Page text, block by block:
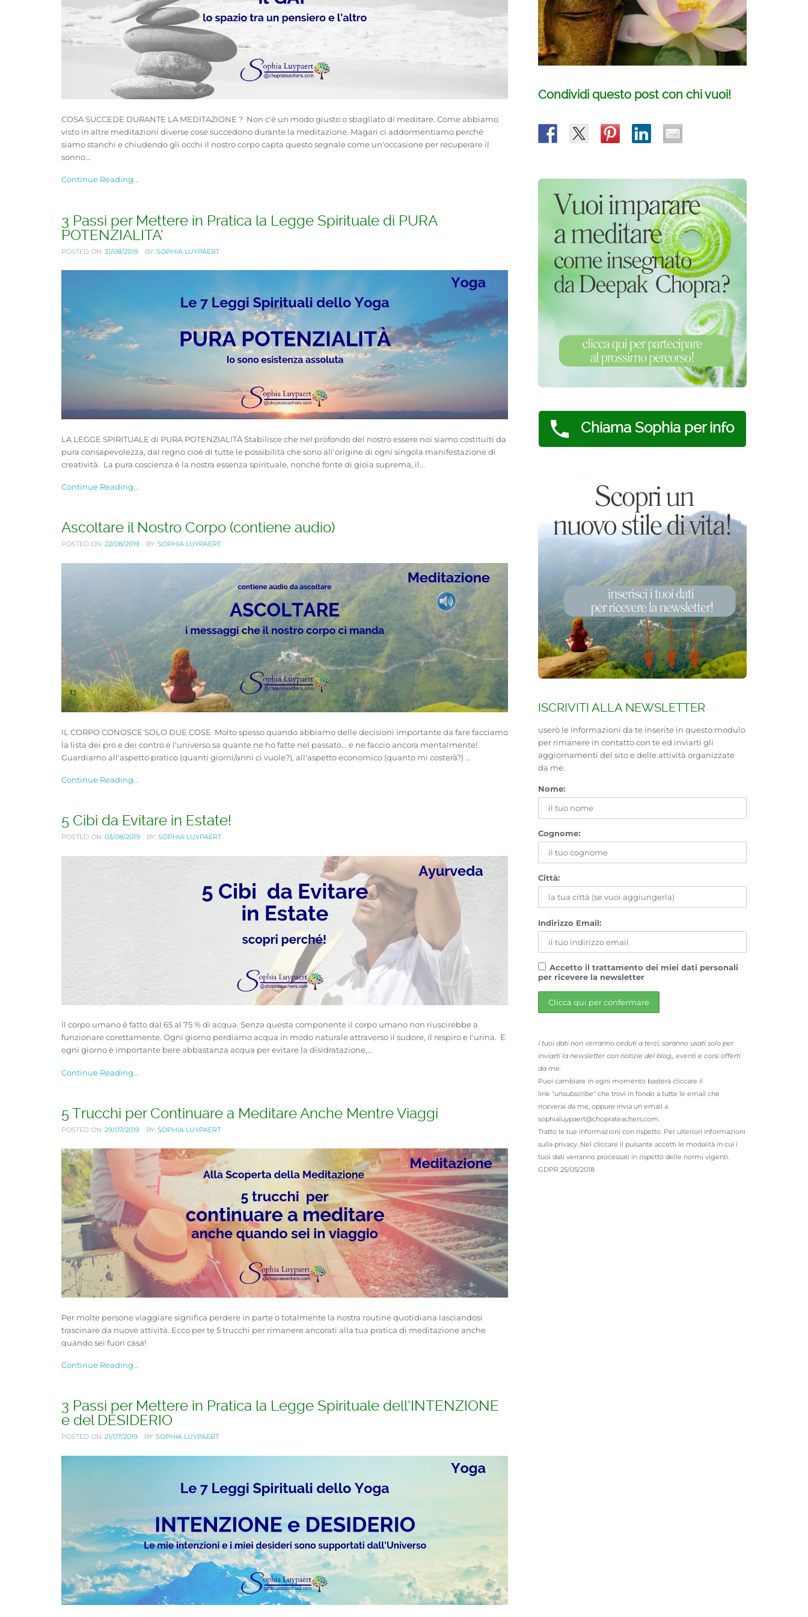
COSA SUCCEDE DURANTE LA MEDITAZIONE ? Non c'è un modo giusto o sbagliato di meditare. Come abbiamo
visto in altre meditazioni diverse cose succedono durante la meditazione. Magari ci addormentiamo perché
siamo stanchi e chiudendo gli occhi il nostro corpo capta questo segnale come un'occasione per recuperare il
sonno...
Continue Reading...
3 Passi per Mettere in Pratica la Legge Spirituale di PURA
POTENZIALITA’
POSTED ON: 31/08/2019 BY: SOPHIA LUYPAERT
LA LEGGE SPIRITUALE di PURA POTENZIALITÀ Stabilisce che nel profondo del nostro essere noi siamo costituiti da
pura consapevolezza, dal regno cioè di tutte le possibilità che sono all'origine di ogni singola manifestazione di
creatività. La pura coscienza è la nostra essenza spirituale, nonché fonte di gioia suprema, il...
Continue Reading...
Ascoltare il Nostro Corpo (contiene audio)
POSTED ON: 22/08/2019 BY: SOPHIA LUYPAERT
IL CORPO CONOSCE SOLO DUE COSE Molto spesso quando abbiamo delle decisioni importante da fare facciamo
la lista dei pro e dei contro e l'universo sa quante ne ho fatte nel passato... e ne faccio ancora mentalmente!
Guardiamo all'aspetto pratico (quanti giorni/anni ci vuole?), all'aspetto economico (quanto mi costerà?) ...
Continue Reading...
5 Cibi da Evitare in Estate!
POSTED ON: 03/08/2019 BY: SOPHIA LUYPAERT
Il corpo umano è fatto dal 65 al 75 % di acqua. Senza questa componente il corpo umano non riuscirebbe a
funzionare corettamente. Ogni giorno perdiamo acqua in modo naturale attraverso il sudore, il respiro e l'urina. E
ogni giorno è importante bere abbastanza acqua per evitare la disidratazione,...
Continue Reading...
5 Trucchi per Continuare a Meditare Anche Mentre Viaggi
POSTED ON: 29/07/2019 BY: SOPHIA LUYPAERT
Per molte persone viaggiare significa perdere in parte o totalmente la nostra routine quotidiana lasciandosi
trascinare da nuove attività. Ecco per te 5 trucchi per rimanere ancorati alla tua pratica di meditazione anche
quando sei fuori casa!
Continue Reading...
3 Passi per Mettere in Pratica la Legge Spirituale dell’INTENZIONE
e del DESIDERIO
POSTED ON: 21/07/2019 BY: SOPHIA LUYPAERT
Condividi questo post con chi vuoi!
Chiama Sophia per info
ISCRIVITI ALLA NEWSLETTER
userò le informazioni da te inserite in questo modulo
per rimanere in contatto con te ed inviarti gli
aggiornamenti del sito e delle attività organizzate
da me.
Nome:
Cognome:
Città:
Indirizzo Email:
Accetto il trattamento dei miei dati personali
per ricevere la newsletter
I tuoi dati non verranno ceduti a terzi, saranno usati solo per
inviarti la newsletter con notizie del blog,, eventi e corsi offerti
da me.
Puoi cambiare in ogni momento basterà cliccare il
link "unsubscribe"che trovi in fondo a tutte le email che
riceverai da me, oppure invia un email a
sophialuypaert@choprateachers.com.
Tratto le tue informazioni con rispetto. Per ulteriori informazioni
sulla privacy. Nel cliccare il pulsante accetti le modalità in cui i
tuoi dati verranno processati in rispetto delle normi vigenti.
GDPR 25/05/2018